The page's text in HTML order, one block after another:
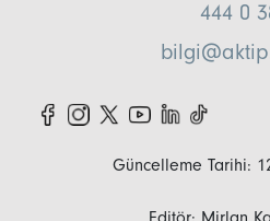
444 0
Güncelleme Tarihi: